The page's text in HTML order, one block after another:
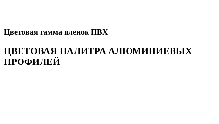
Цветовая гамма пленок ПВХ
ЦВЕТОВАЯ ПАЛИТРА АЛЮМИНИЕВЫХ
ПРОФИЛЕЙ